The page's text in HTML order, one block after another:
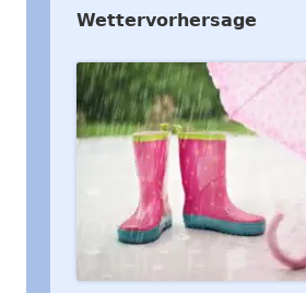
Wettervorhersage